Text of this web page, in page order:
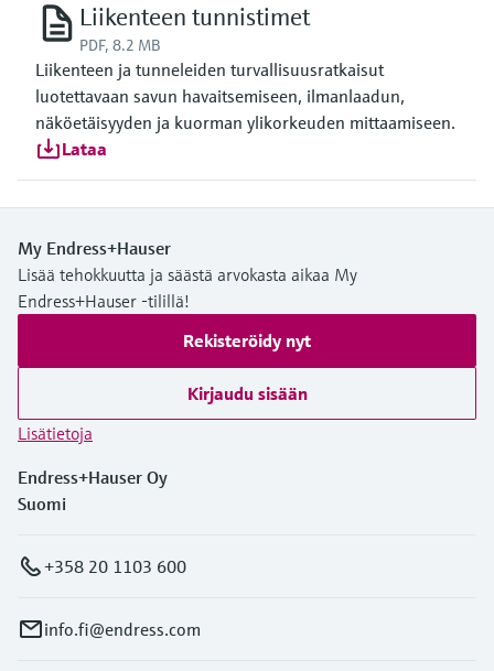
Liikenteen tunnistimet
PDF, 8.2 MB
Liikenteen ja tunneleiden turvallisuusratkaisut
luotettavaan savun havaitsemiseen, ilmanlaadun,
näköetäisyyden ja kuorman ylikorkeuden mittaamiseen.
Lataa
My Endress+Hauser
Lisää tehokkuutta ja säästä arvokasta aikaa My
Endress+Hauser -tilillä!
Rekisteröidy nyt
Kirjaudu sisään
Lisätietoja
Endress+Hauser Oy
Suomi
+358 20 1103 600
info.fi@endress.com